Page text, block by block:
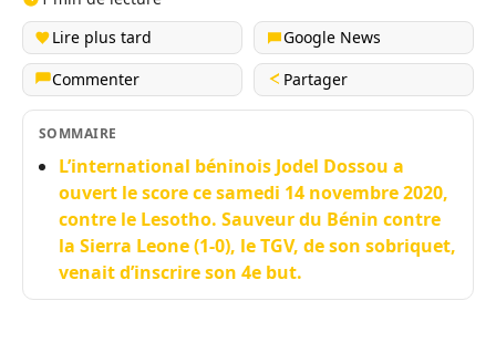
Lire plus tard
Google News
Commenter
Partager
SOMMAIRE
L’international béninois Jodel Dossou a
ouvert le score ce samedi 14 novembre 2020,
contre le Lesotho. Sauveur du Bénin contre
la Sierra Leone (1-0), le TGV, de son sobriquet,
venait d’inscrire son 4e but.